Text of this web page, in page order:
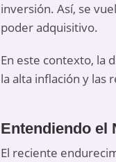
inversión. Así, se
poder adquisitivo.
En este contexto, la
la alta inflación y las
Entendiendo el
El reciente